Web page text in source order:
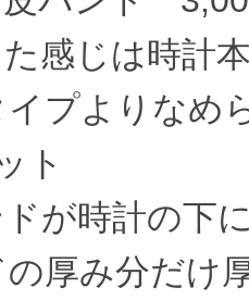
は時計本
プよりなめ
ト
計の下に
厚み分だけ